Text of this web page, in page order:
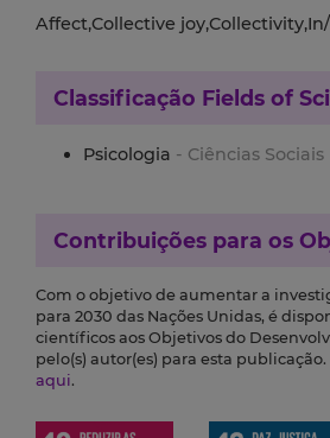
Affect,Collective
Classificação Fields of
Psicologia - Ciências Sociais
Contribuições para os
Com o objetivo de aumentar a
para 2030 das Nações Unidas, é
científicos aos Objetivos do
pelo(s) autor(es) para esta
aqui.